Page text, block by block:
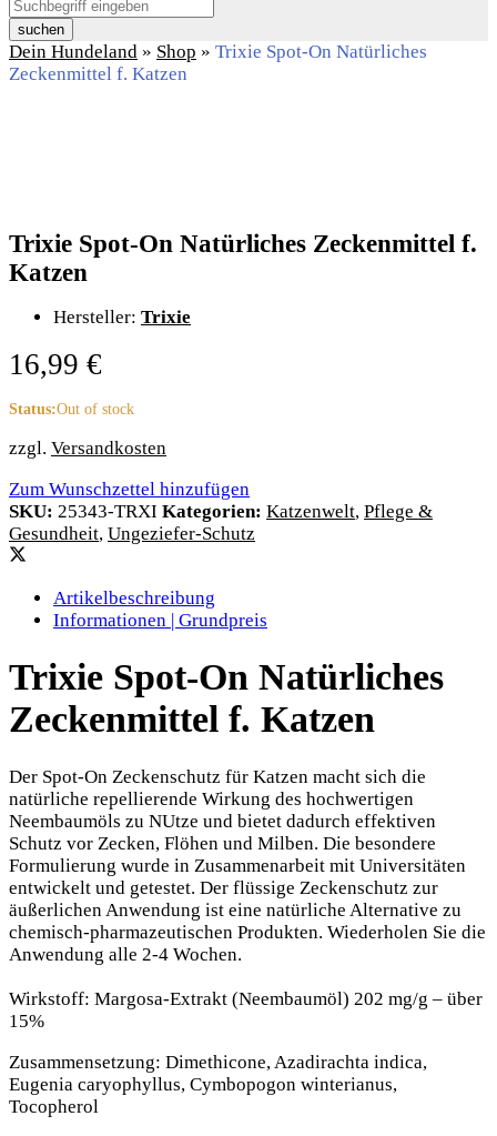
suchen
Dein Hundeland » Shop » Trixie Spot-On Natürliches
Zeckenmittel f. Katzen
Trixie Spot-On Natürliches Zeckenmittel f.
Katzen
Hersteller: Trixie
16,99 €
Status:Out of stock
zzgl. Versandkosten
Zum Wunschzettel hinzufügen
SKU: 25343-TRXI Kategorien: Katzenwelt, Pflege &
Gesundheit, Ungeziefer-Schutz
Artikelbeschreibung
Informationen | Grundpreis
Trixie Spot-On Natürliches
Zeckenmittel f. Katzen
Der Spot-On Zeckenschutz für Katzen macht sich die
natürliche repellierende Wirkung des hochwertigen
Neembaumöls zu NUtze und bietet dadurch effektiven
Schutz vor Zecken, Flöhen und Milben. Die besondere
Formulierung wurde in Zusammenarbeit mit Universitäten
entwickelt und getestet. Der flüssige Zeckenschutz zur
äußerlichen Anwendung ist eine natürliche Alternative zu
chemisch-pharmazeutischen Produkten. Wiederholen Sie die
Anwendung alle 2-4 Wochen.
Wirkstoff: Margosa-Extrakt (Neembaumöl) 202 mg/g – über
15%
Zusammensetzung: Dimethicone, Azadirachta indica,
Eugenia caryophyllus, Cymbopogon winterianus,
Tocopherol